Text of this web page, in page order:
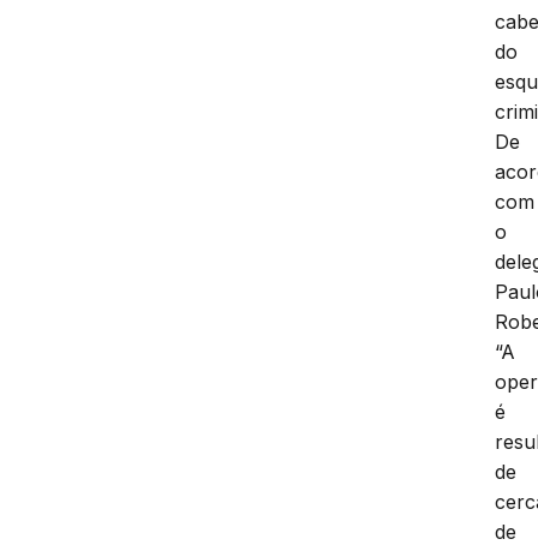
do
De
com
o
“A
é
de
de